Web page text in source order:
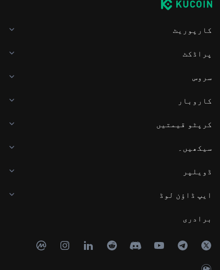
کارپوریٹ
پراڈکٹ
سروس
کاروبار
کرپٹو قیمتیں
سیکھیں۔
ڈویلپر
ایپ ڈاؤن لوڈ
برادری